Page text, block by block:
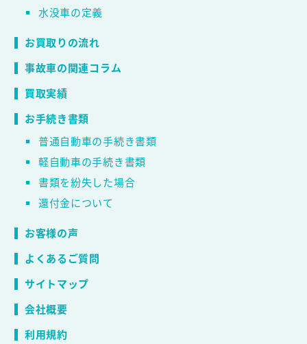
水没車の定義
お買取りの流れ
事故車の関連コラム
買取実績
お手続き書類
普通自動車の手続き書類
軽自動車の手続き書類
書類を紛失した場合
還付金について
お客様の声
よくあるご質問
サイトマップ
会社概要
利用規約